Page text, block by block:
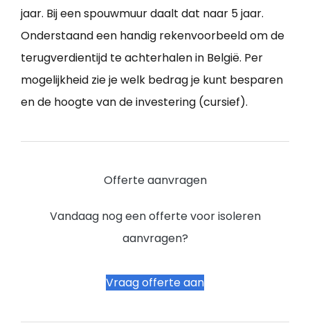
jaar. Bij een spouwmuur daalt dat naar 5 jaar.
Onderstaand een handig rekenvoorbeeld om de
terugverdientijd te achterhalen in België. Per
mogelijkheid zie je welk bedrag je kunt besparen
en de hoogte van de investering (cursief).
Offerte aanvragen
Vandaag nog een offerte voor isoleren
aanvragen?
Vraag offerte aan